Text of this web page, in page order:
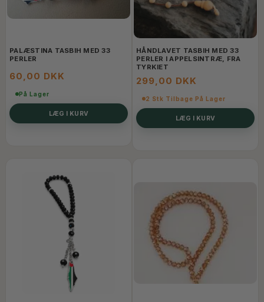
PALÆSTINA TASBIH MED 33
PERLER
60,00 DKK
På Lager
LÆG I KURV
HÅNDLAVET TASBIH MED 33
PERLER I APPELSINTRÆ, FRA
TYRKIET
299,00 DKK
2 Stk Tilbage På Lager
LÆG I KURV